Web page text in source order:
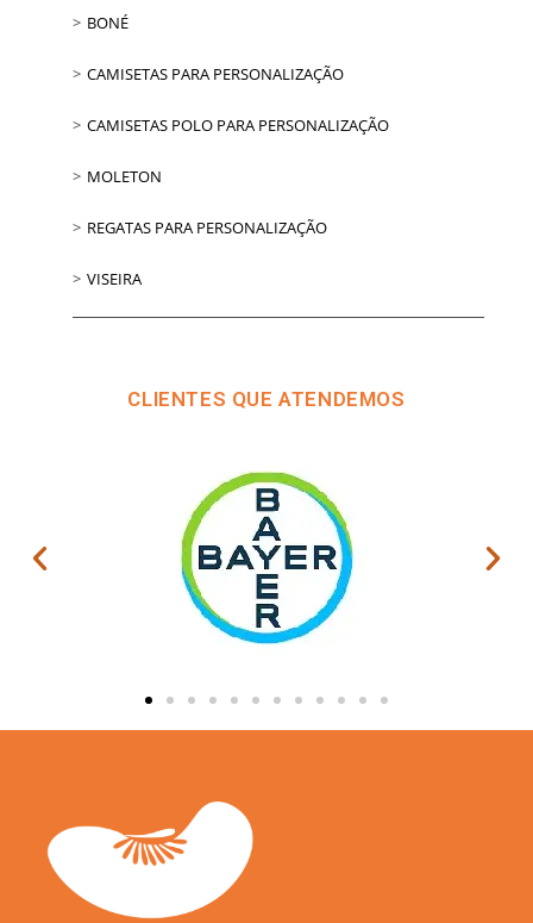
BONÉ
CAMISETAS PARA PERSONALIZAÇÃO
CAMISETAS POLO PARA PERSONALIZAÇÃO
MOLETON
REGATAS PARA PERSONALIZAÇÃO
VISEIRA
CLIENTES QUE ATENDEMOS